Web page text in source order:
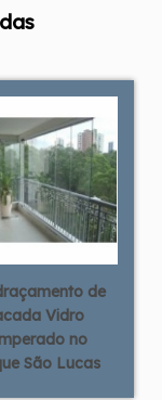
de
Vidro
no
São Lucas